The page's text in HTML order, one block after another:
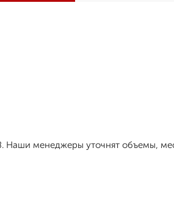
Наши менеджеры уточнят объемы,